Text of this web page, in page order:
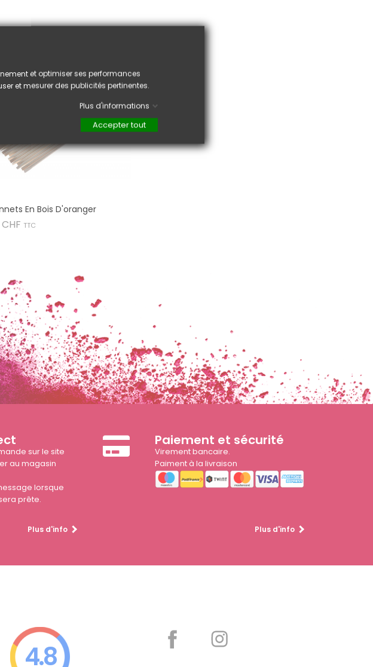
En Bois D'oranger
Prix
TTC
sur le site
au magasin
lorsque
prête.
Plus d'info
Paiement et sécurité
Virement bancaire.
Paiment à la livraison
Plus d'info
4.8
et optimiser ses performances
et mesurer des publicités pertinentes.
Plus d'informations
Accepter tout